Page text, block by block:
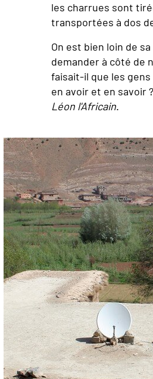
les charrues sont
transportées à dos
On est bien loin de
demander à côté de
faisait-il que les
en avoir et en savoir
Léon l'Africain.